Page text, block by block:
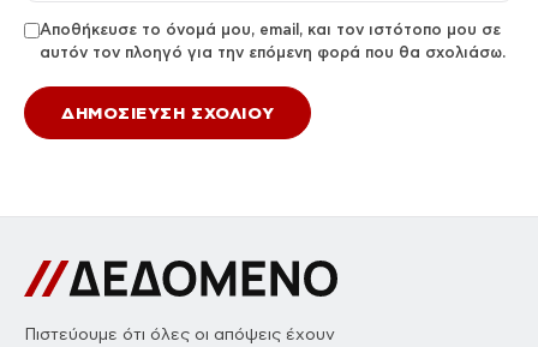
Αποθήκευσε το όνομά μου, email, και τον ιστότοπο μου σε
αυτόν τον πλοηγό για την επόμενη φορά που θα σχολιάσω.
Πιστεύουμε ότι όλες οι απόψεις έχουν